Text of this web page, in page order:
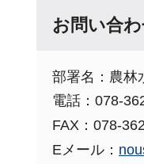
お問い合
部署名：農
電話：078-
FAX：078-
Eメール：